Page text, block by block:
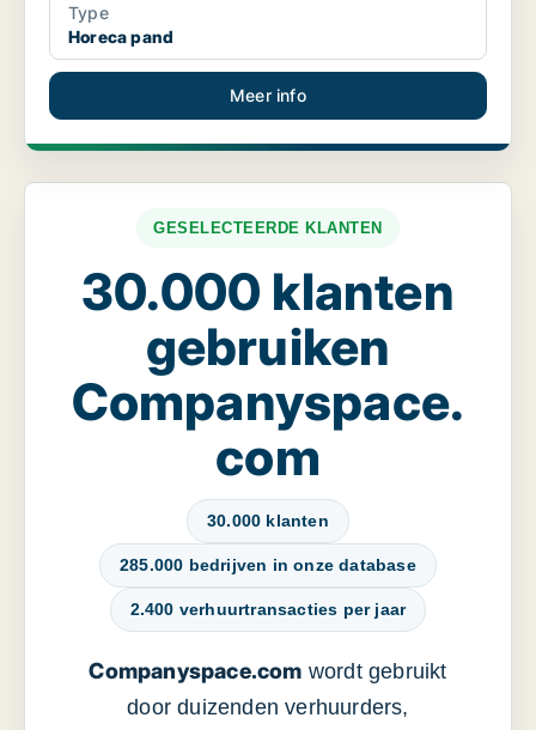
Type
Horeca pand
Meer info
GESELECTEERDE KLANTEN
30.000 klanten
gebruiken
Companyspace.
com
30.000 klanten
285.000 bedrijven in onze database
2.400 verhuurtransacties per jaar
Companyspace.com wordt gebruikt
door duizenden verhuurders,